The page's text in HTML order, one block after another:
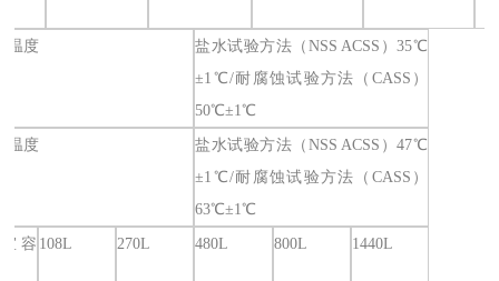
温度
盐水试验方法（NSS ACSS）35℃
±1℃/耐腐蚀试验方法（CASS）
50℃±1℃
温度
盐水试验方法（NSS ACSS）47℃
±1℃/耐腐蚀试验方法（CASS）
63℃±1℃
容 108L 270L 480L 800L 1440L